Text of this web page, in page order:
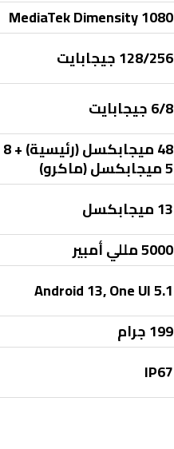
MediaTek Dimensity 1080
128/256 جيجابايت
6/8 جيجابايت
5 ميجابكسل (ماكرو)
13 ميجابكسل
5000 مللي أمبير
Android 13, One UI 5.1
199 جرام
IP67